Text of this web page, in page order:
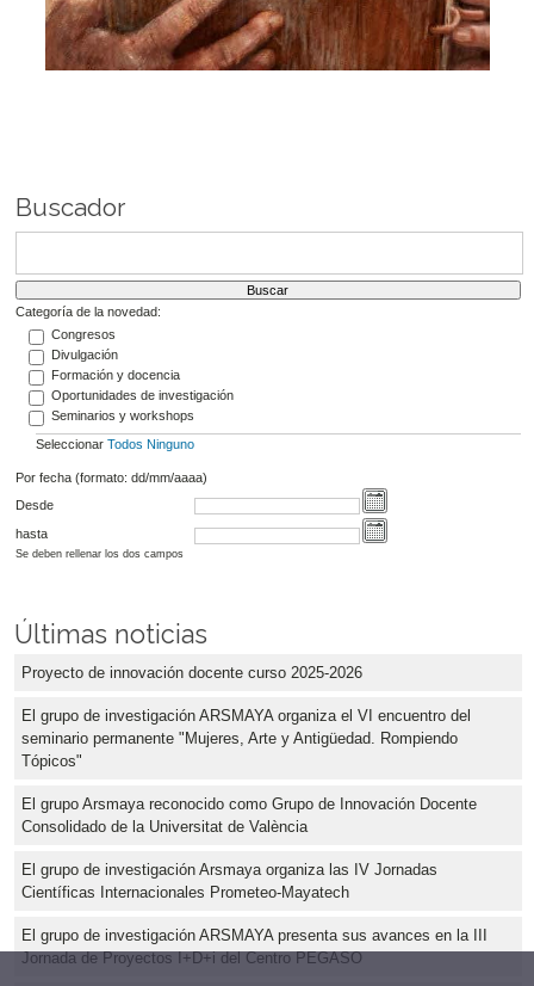
Buscador
Categoría de la novedad:
Congresos
Divulgación
Formación y docencia
Oportunidades de investigación
Seminarios y workshops
Seleccionar Todos Ninguno
Por fecha (formato: dd/mm/aaaa)
Desde
hasta
Se deben rellenar los dos campos
Últimas noticias
Proyecto de innovación docente curso 2025-2026
El grupo de investigación ARSMAYA organiza el VI encuentro del
seminario permanente "Mujeres, Arte y Antigüedad. Rompiendo
Tópicos"
El grupo Arsmaya reconocido como Grupo de Innovación Docente
Consolidado de la Universitat de València
El grupo de investigación Arsmaya organiza las IV Jornadas
Científicas Internacionales Prometeo-Mayatech
El grupo de investigación ARSMAYA presenta sus avances en la III
Jornada de Proyectos I+D+i del Centro PEGASO